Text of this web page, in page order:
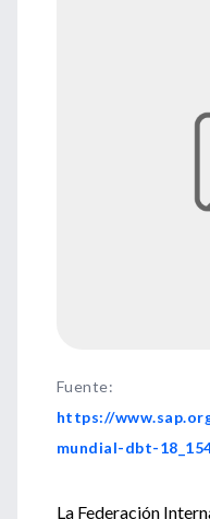
Fuente:
https://
mundial-dbt-
La Federación